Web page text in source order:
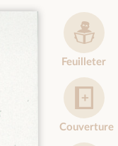
Feuilleter
Couverture